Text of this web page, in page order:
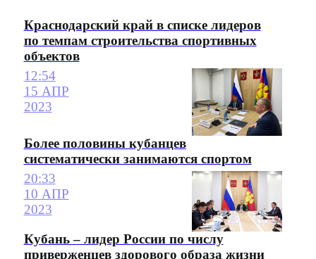
Краснодарский край в списке лидеров
по темпам строительства спортивных
объектов
12:54
15 АПР
2023
Более половины кубанцев
систематически занимаются спортом
20:33
10 АПР
2023
Кубань – лидер России по числу
приверженцев здорового образа жизни